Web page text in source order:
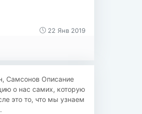
22 Янв 2019
Самсонов Описание
о нас самих, которую
это то, что мы узнаем